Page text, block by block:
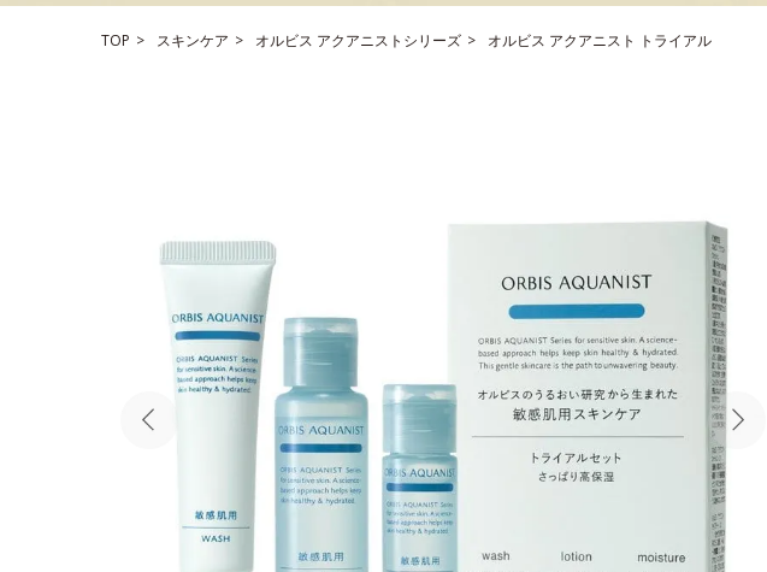
TOP スキンケア オルビス アクアニストシリーズ オルビス アクアニスト トライアル